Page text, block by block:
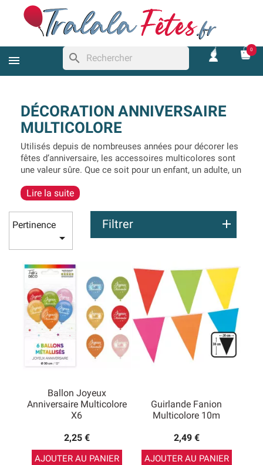
search
0
DÉCORATION ANNIVERSAIRE
MULTICOLORE
Utilisés depuis de nombreuses années pour décorer les
fêtes d’anniversaire, les accessoires multicolores sont
une valeur sûre. Que ce soit pour un enfant, un adulte, un
chaleur à l’environnement et donnent envie de faire la
fête d’anniversaire, nous proposons un choix immense
en accessoires décoratifs très colorés.
L’arc-en-ciel est un assortiment de couleurs qui est
revenu à la mode ces dernières années. Avec nos
produits et quelques inspirations prises sur notre blog
ou sur Pinterest, vous pourrez facilement composer une
décoration d’anniversaire arc-en-ciel tendance, qui aura
beaucoup de succès !
Lire la suite
Pertinence

Filtrer
Ballon Joyeux
Anniversaire Multicolore
X6
2,25 €
AJOUTER AU PANIER
Guirlande Fanion
Multicolore 10m
2,49 €
AJOUTER AU PANIER